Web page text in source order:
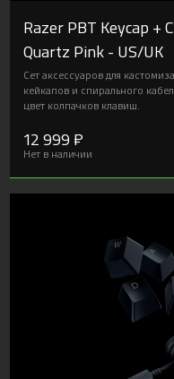
Razer PBT Keycap +
Quartz Pink - US/UK
Сет аксессуаров для
кейкапов и спирального
цвет колпачков клавиш.
12 999 ₽
Нет в наличии